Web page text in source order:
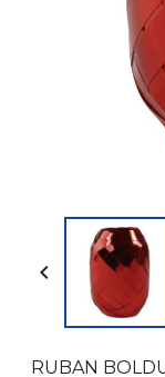

RUBAN